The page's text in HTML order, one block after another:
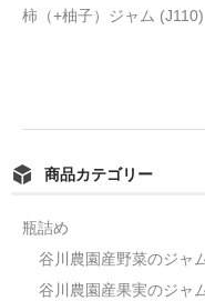
柿（+柚子）ジャム (J110)
商品カテゴリー
瓶詰め
谷川農園産野菜のジャ
谷川農園産果実のジャ